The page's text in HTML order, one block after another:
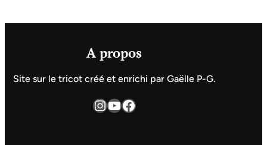
A propos
Site sur le tricot créé et enrichi par Gaëlle P-G.
InstagramYouTube Facebook